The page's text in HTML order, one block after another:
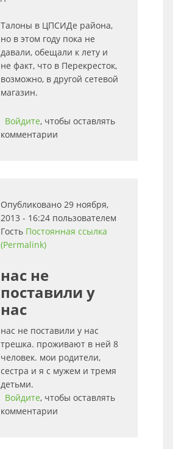
Талоны в ЦПСИДе района,
но в этом году пока не
давали, обещали к лету и
не факт, что в Перекресток,
возможно, в другой сетевой
магазин.
Войдите, чтобы оставлять
комментарии
Опубликовано 29 ноября,
2013 - 16:24 пользователем
Гость Постоянная ссылка
(Permalink)
нас не
поставили у
нас
нас не поставили у нас
трешка. проживают в ней 8
человек. мои родители,
сестра и я с мужем и тремя
детьми.
Войдите, чтобы оставлять
комментарии